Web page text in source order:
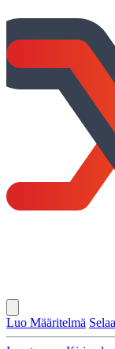
Luo Määritelmä Selaa